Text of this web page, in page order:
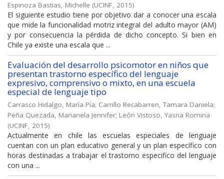
Espinoza Bastias, Michelle (UCINF, 2015)
El siguiente estudio tiene por objetivo dar a conocer una escala
que mide la funcionalidad motriz integral del adulto mayor (AM)
y por consecuencia la pérdida de dicho concepto. Si bien en
Chile ya existe una escala que ...
Evaluación del desarrollo psicomotor en niños que
presentan trastorno específico del lenguaje
expresivo, comprensivo o mixto, en una escuela
especial de lenguaje tipo
Carrasco Hidalgo, María Pía; Carrillo Recabarren, Tamara Daniela;
Peña Quezada, Marianela Jennifer; León Vistoso, Yasna Romina
(UCINF, 2015)
Actualmente en chile las escuelas especiales de lenguaje
cuentan con un plan educativo general y un plan específico con
horas destinadas a trabajar el trastorno especifico del lenguaje
con una ...